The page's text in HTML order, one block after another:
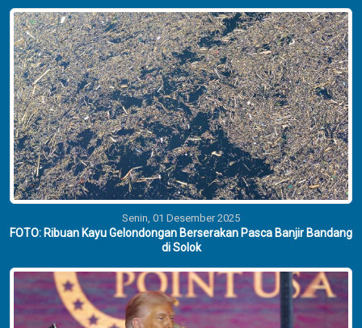
Senin, 01 Desember 2025
FOTO: Ribuan Kayu Gelondongan Berserakan Pasca Banjir Bandang
di Solok